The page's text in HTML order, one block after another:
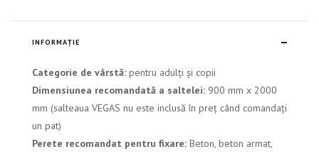
INFORMAȚIE
Categorie de vârstă: pentru adulți și copii
Dimensiunea recomandată a saltelei: 900 mm x 2000
mm (salteaua VEGAS nu este inclusă în preț când comandați
un pat)
Perete recomandat pentru fixare: Beton, beton armat,